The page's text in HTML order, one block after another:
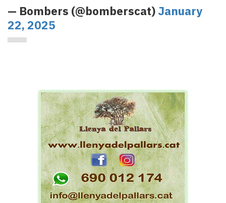
— Bombers (@bomberscat) January
22, 2025